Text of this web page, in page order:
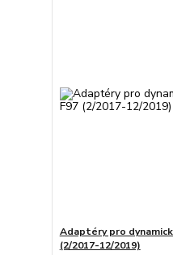
Adaptéry pro
(2/2017-12/2019)